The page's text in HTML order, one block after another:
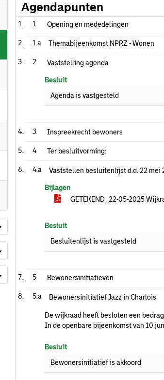
Agendapunten
1 Opening en mededelingen
1.a Themabijeenkomst NPRZ - Wonen
2 Vaststelling agenda
Besluit
Agenda is vastgesteld
3 Inspreekrecht bewoners
4 Ter besluitvorming:
4.a Vaststellen besluitenlijst d.d. 22 mei
Bijlagen
GETEKEND_22-05-2025
Besluit
Besluitenlijst is vastgesteld
5 Bewonersinitiatieven
5.a Bewonersinitiatief Jazz in Charlois
De wijkraad heeft besloten een
In de openbare bijeenkomst van 10
Besluit
Bewonersinitiatief is akkoord